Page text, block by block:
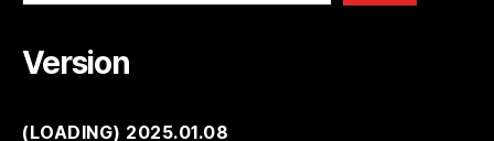
Version
(LOADING) 2025.01.08